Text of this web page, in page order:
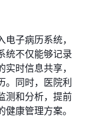
子病历系统，
统不仅能够记录
时信息共享，
。同时，医院利
测和分析，提前
康管理方案。